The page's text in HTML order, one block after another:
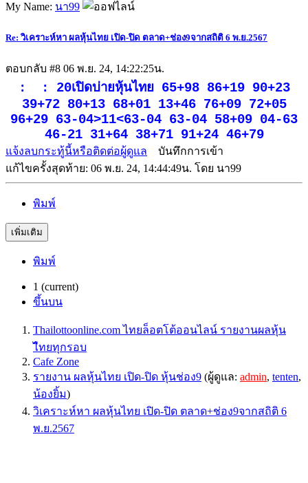
My Name: นา99
Re: วิเคราะห์หา ผลหุ้นไทย เปิด-ปิด ตลาด+ช่อง9จากสถิติ 6 พ.ย.2567
ตอบกลับ #8 06 พ.ย. 24, 14:22:25น.
: : 20เปิดบ่ายหุ้นไทย 65+98 86+19 90+23
39+72 80+13 68+01 13+46 76+09 72+05
96+29 63-04>11<63-04 63-04 58+09 04-63
46-21 31+64 38+71 91+24 46+79
แจ้งลบกระทู้นี้หรือติดต่อผู้ดูแล
บันทึกการเข้า
แก้ไขครั้งสุดท้าย: 06 พ.ย. 24, 14:44:49น. โดย นา99
พิมพ์
เพิ่มเติม
พิมพ์
1 (current)
ขึ้นบน
Thailottoonline.com ไทยล็อตโต้ออนไลน์ รายงานผลหุ้น
ไืทยทุกรอบ
Cafe Zone
รายงาน ผลหุ้นไทย เปิด-ปิด หุ้นช่อง9 (ผู้ดูแล: admin, tenten,
น้องยิ้ม)
วิเคราะห์หา ผลหุ้นไทย เปิด-ปิด ตลาด+ช่อง9จากสถิติ 6
พ.ย.2567